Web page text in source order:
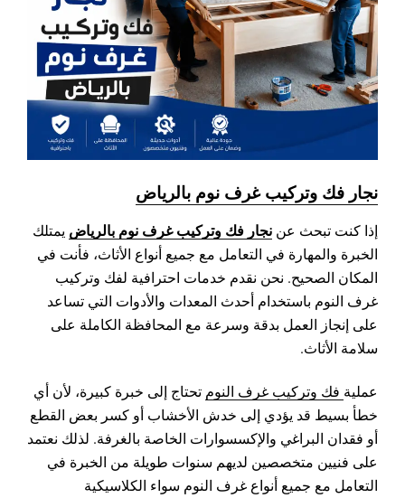
نجار فك وتركيب غرف نوم بالرياض
إذا كنت تبحث عن نجار فك وتركيب غرف نوم بالرياض يمتلك
الخبرة والمهارة في التعامل مع جميع أنواع الأثاث، فأنت في
المكان الصحيح. نحن نقدم خدمات احترافية لفك وتركيب
غرف النوم باستخدام أحدث المعدات والأدوات التي تساعد
على إنجاز العمل بدقة وسرعة مع المحافظة الكاملة على
سلامة الأثاث.
عملية فك وتركيب غرف النوم تحتاج إلى خبرة كبيرة، لأن أي
خطأ بسيط قد يؤدي إلى خدش الأخشاب أو كسر بعض القطع
أو فقدان البراغي والإكسسوارات الخاصة بالغرفة. لذلك نعتمد
على فنيين متخصصين لديهم سنوات طويلة من الخبرة في
التعامل مع جميع أنواع غرف النوم سواء الكلاسيكية